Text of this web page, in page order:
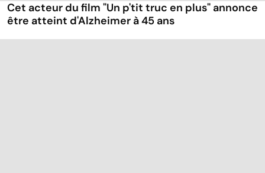
Cet acteur du film "Un p'tit truc en plus" annonce
être atteint d'Alzheimer à 45 ans